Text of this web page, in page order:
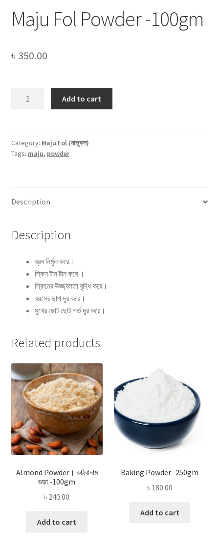
Maju Fol Powder -100gm
৳ 350.00
quantity
Add to cart
Category: Maju Fol (মাজুফল)
Tags: maju, powder
Description
Description
ব্রন নির্মুল করে।
স্কিন টান টান করে ।
স্কিনের উজ্জ্বলতা বৃদ্ধি করে।
বয়সের ছাপ দূর করে।
মুখের ছোট ছোট গর্ত দূর করে।
Related products
Almond Powder। কাঠবাদাম
গুড়া -100gm
৳ 240.00
Add to cart
Baking Powder -250gm
৳ 180.00
Add to cart